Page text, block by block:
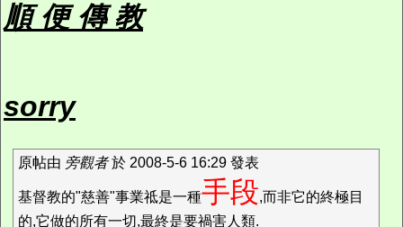
順 便 傳 教
sorry
原帖由 旁觀者於 2008-5-6 16:29 發表
基督教的"慈善"事業祗是一種手段,而非它的終極目
的,它做的所有一切,最終是要禍害人類.